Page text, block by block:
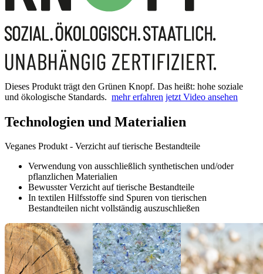
Dieses Produkt trägt den Grünen Knopf. Das heißt: hohe soziale
und ökologische Standards. mehr erfahren jetzt Video ansehen
Technologien und Materialien
Veganes Produkt - Verzicht auf tierische Bestandteile
Verwendung von ausschließlich synthetischen und/oder
pflanzlichen Materialien
Bewusster Verzicht auf tierische Bestandteile
In textilen Hilfsstoffe sind Spuren von tierischen
Bestandteilen nicht vollständig auszuschließen